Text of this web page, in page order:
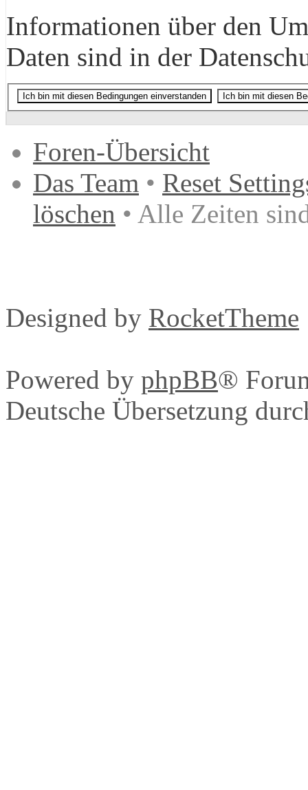
Informationen über den
Daten sind in der
Foren-Übersicht
Das Team • Reset
löschen • Alle Zeiten
Designed by RocketTheme
Powered by phpBB®
Deutsche Übersetzung